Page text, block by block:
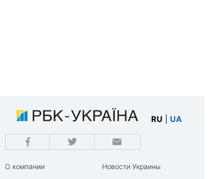
RU UA
О компании
Новости Украины